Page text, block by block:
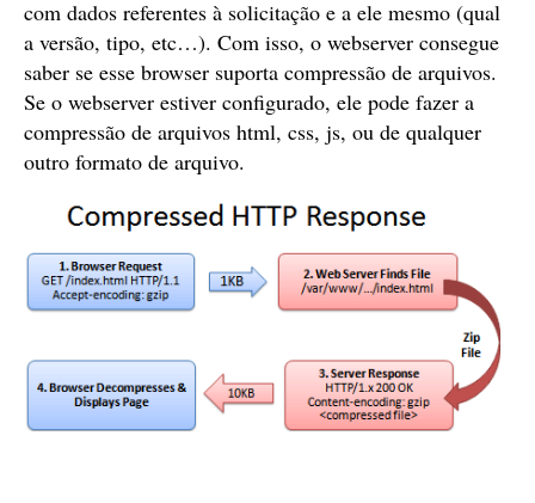
com dados referentes à solicitação e a ele mesmo (qual
a versão, tipo, etc…). Com isso, o webserver consegue
saber se esse browser suporta compressão de arquivos.
Se o webserver estiver configurado, ele pode fazer a
compressão de arquivos html, css, js, ou de qualquer
outro formato de arquivo.